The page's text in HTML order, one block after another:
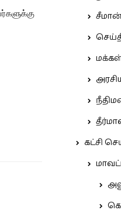
சீமான்
மக்கள்
கட்சி